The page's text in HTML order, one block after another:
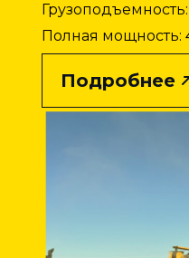
Полная мощность:
Подробнее